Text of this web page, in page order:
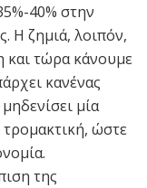
40% στην
Η ζημιά, λοιπόν,
και τώρα κάνουμε
κανένας
μία
ώστε
της